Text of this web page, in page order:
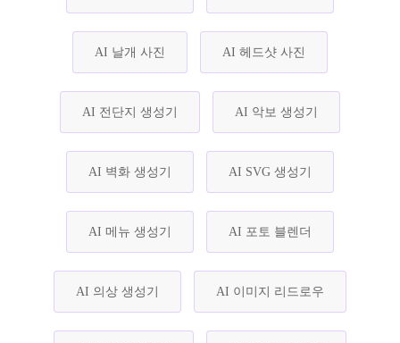
AI 날개 사진 AI 헤드샷 사진
AI 전단지 생성기 AI 악보 생성기
AI 벽화 생성기 AI SVG 생성기
AI 메뉴 생성기 AI 포토 블렌더
AI 의상 생성기 AI 이미지 리드로우